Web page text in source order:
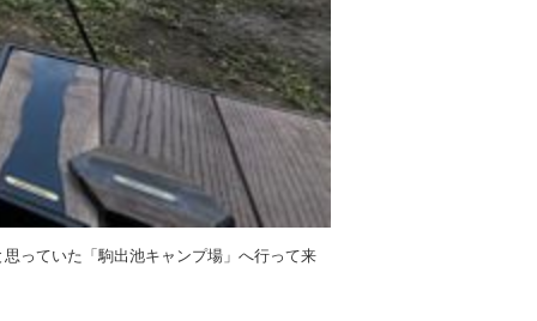
っていた「駒出池キャンプ場」へ行って来